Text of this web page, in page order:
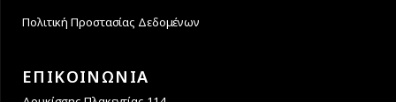
Πολιτική Προστασίας Δεδομένων
ΕΠΙΚΟΙΝΩΝΙΑ